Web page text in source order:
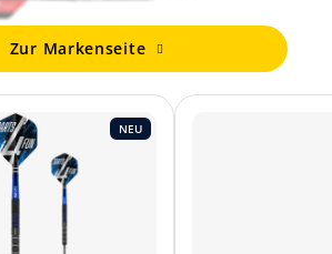
Zur Markenseite
NEU